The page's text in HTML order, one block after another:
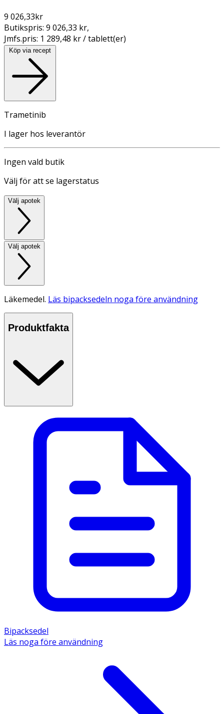
9 026,33kr
Butikspris: 9 026,33 kr,
Jmfs.pris: 1 289,48 kr / tablett(er)
Köp via recept
Trametinib
I lager hos leverantör
Ingen vald butik
Välj för att se lagerstatus
Välj apotek
Välj apotek
Läkemedel. Läs bipacksedeln noga före användning
Produktfakta
Bipacksedel
Läs noga före användning